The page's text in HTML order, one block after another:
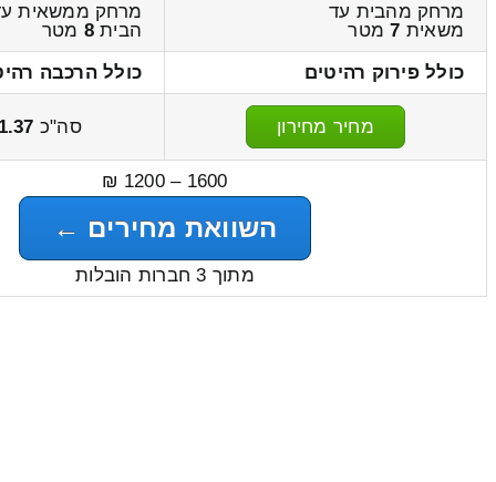
מרחק מהבית עד
משאית 7מטר
מרחק ממשאית
הבית8 מטר
כולל פירוק רהיטים
כולל הרכבה
מחיר מחירון סה"כ
1600 – 1200 ₪
השוואת מחירים ←
מתוך 3 חברות הובלות